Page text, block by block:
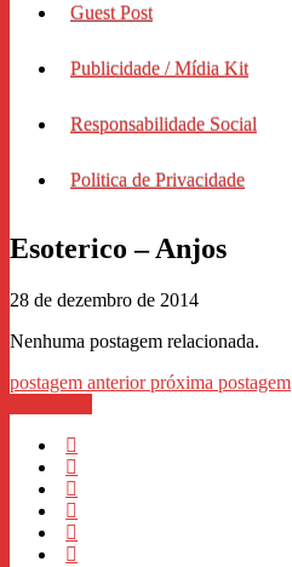
Guest Post
Publicidade / Mídia Kit
Responsabilidade Social
Politica de Privacidade
Esoterico – Anjos
28 de dezembro de 2014
Nenhuma postagem relacionada.
postagem anteriorpróxima postagem